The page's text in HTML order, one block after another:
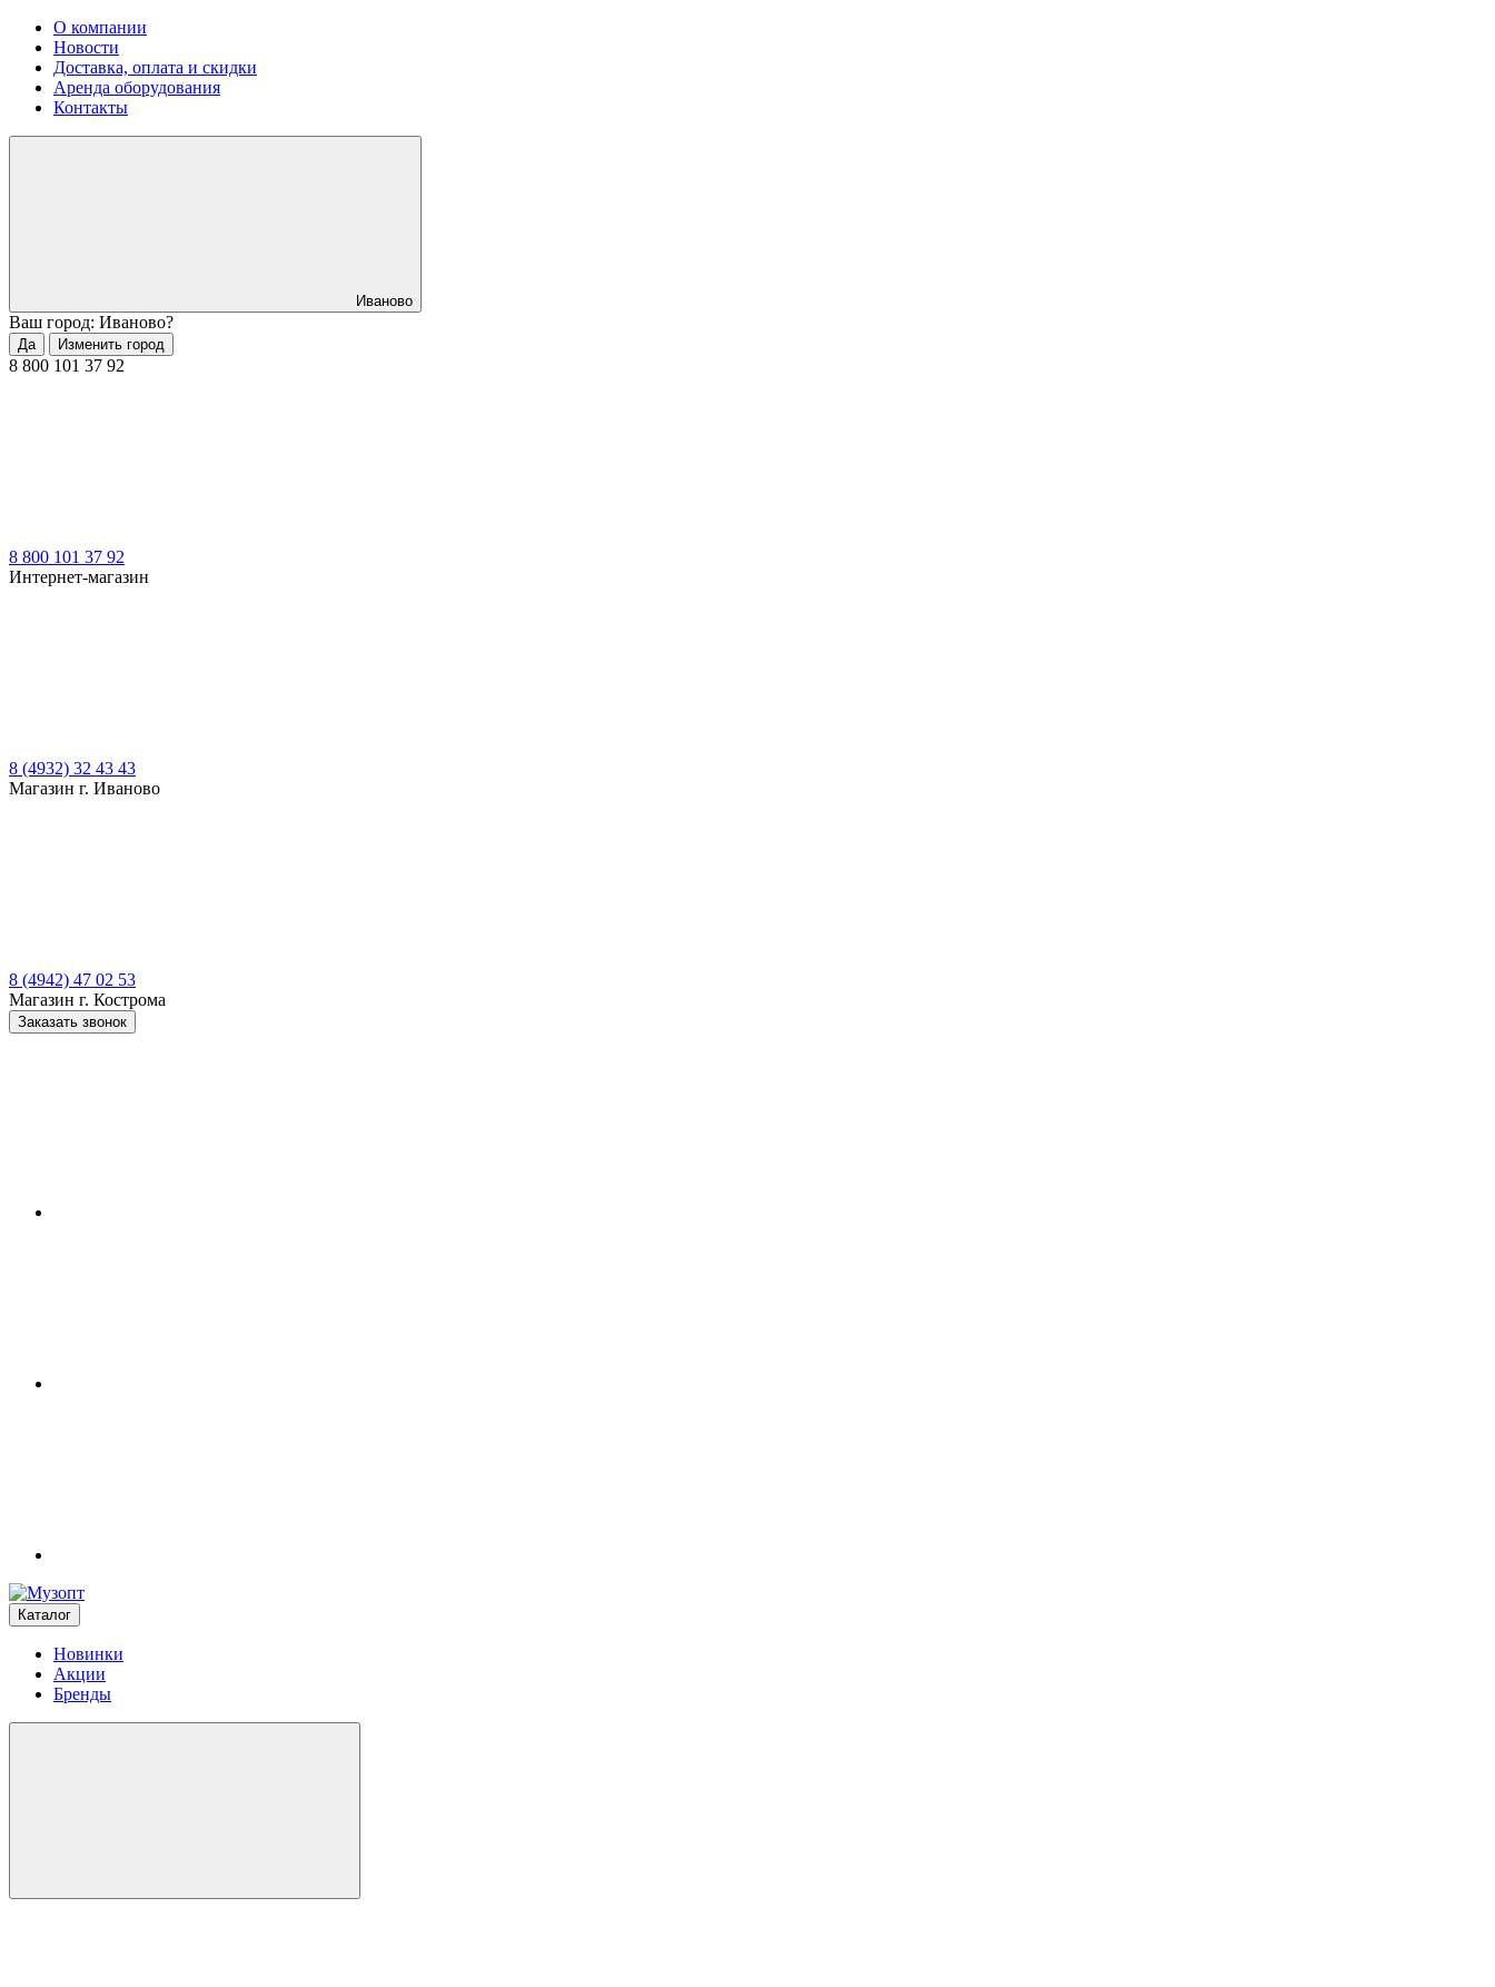
О компании
Новости
Доставка, оплата и скидки
Аренда оборудования
Контакты
Иваново
Ваш город: Иваново?
Да Изменить город
8 800 101 37 92
8 800 101 37 92
Интернет-магазин
8 (4932) 32 43 43
Магазин г. Иваново
8 (4942) 47 02 53
Магазин г. Кострома
Заказать звонок
Каталог
Новинки
Акции
Бренды